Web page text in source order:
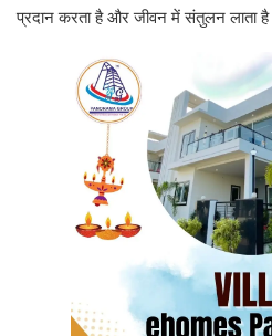
प्रदान करता है और जीवन में संतुलन लाता